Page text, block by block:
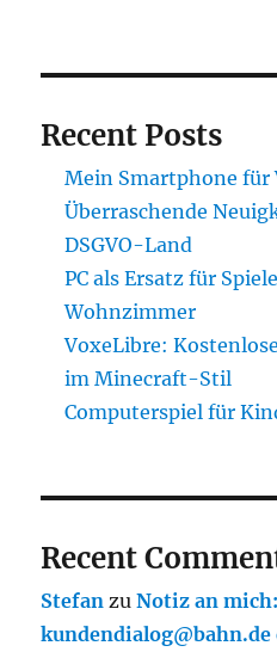
Recent Posts
Mein Smartphone
Überraschende
DSGVO-Land
PC als Ersatz für
Wohnzimmer
VoxeLibre:
im Minecraft-Stil
Computerspiel für
Recent
Stefan zuNotiz an